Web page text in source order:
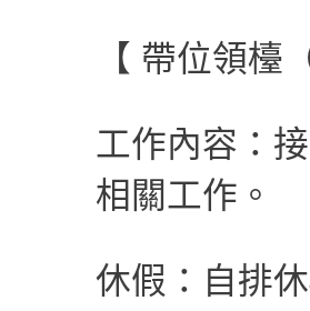
【 帶位領檯
工作內容：
相關工作。
休假：自排